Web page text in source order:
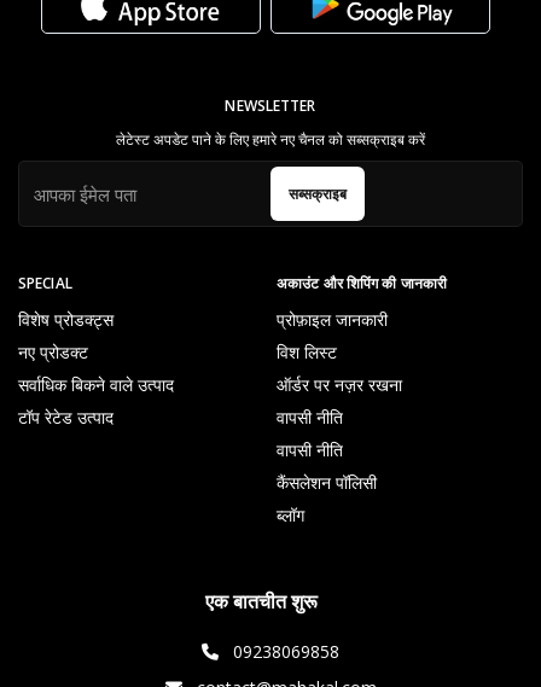
SPECIAL
विशेष प्रोडक्ट्स
नए प्रोडक्ट
सर्वाधिक बिकने वाले उत्पाद
टॉप रेटेड उत्पाद
अकाउंट और शिपिंग की जानकारी
प्रोफ़ाइल जानकारी
विश लिस्ट
ऑर्डर पर नज़र रखना
वापसी नीति
वापसी नीति
कैंसलेशन पॉलिसी
ब्लॉग
NEWSLETTER
लेटेस्ट अपडेट पाने के लिए हमारे नए चैनल को सब्सक्राइब करें
सब्सक्राइब
एक बातचीत शुरू
09238069858